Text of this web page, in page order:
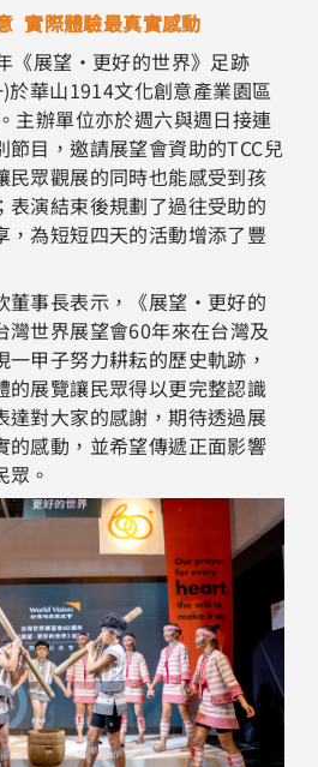
實際體驗最真實感動
《展望‧更好的世界》足跡
華山1914文化創意產業園區
主辦單位亦於週六與週日接連
節目，邀請展望會資助的TCC兒
民眾觀展的同時也能感受到孩
表演結束後規劃了過往受助的
，為短短四天的活動增添了豐
董事長表示，《展望‧更好的
灣世界展望會60年來在台灣及
甲子努力耕耘的歷史軌跡，
的展覽讓民眾得以更完整認識
達對大家的感謝，期待透過展
的感動，並希望傳遞正面影響
。